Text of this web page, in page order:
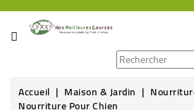
CATÉGORIE
ÉPICERIE
Accueil Maison & Jardin
Nourriture Pour Chien